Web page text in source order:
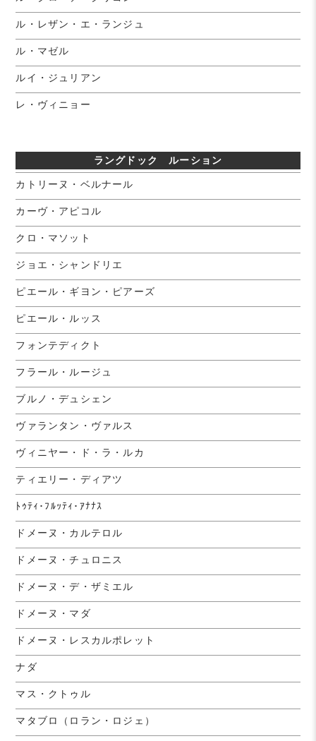
ル・レザン・エ・ランジュ
ル・マゼル
ルイ・ジュリアン
レ・ヴィニョー
ラングドック ルーション
カトリーヌ・ベルナール
カーヴ・アピコル
クロ・マソット
ジョエ・シャンドリエ
ピエール・ギヨン・ピアーズ
ピエール・ルッス
フォンテディクト
フラール・ルージュ
ブルノ・デュシェン
ヴァランタン・ヴァルス
ヴィニヤー・ド・ラ・ルカ
ティエリー・ディアツ
ﾄｩﾃｨ･ﾌﾙｯﾃｨ･ｱﾅﾅｽ
ドメーヌ・カルテロル
ドメーヌ・チュロニス
ドメーヌ・デ・ザミエル
ドメーヌ・マダ
ドメーヌ・レスカルポレット
ナダ
マス・クトゥル
マタブロ（ロラン・ロジェ）